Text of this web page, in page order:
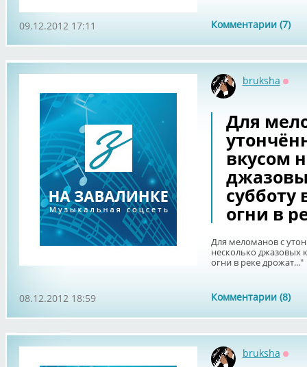
Комментарии (7)
09.12.2012 17:11
bruksha
Для
вкусом
субботу
огни в
Для меломанов с
несколько джазовых
огни в реке дрожат..."
Комментарии (8)
08.12.2012 18:59
bruksha